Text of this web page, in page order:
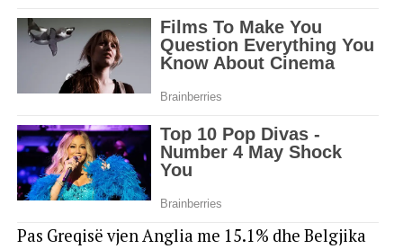
Pas Greqisë vjen Anglia me 15.1% dhe Belgjika